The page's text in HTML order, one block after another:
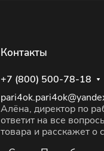
Контакты
+7 (800) 500-78-18
Алёна, директор по
ответит на все
товара и расскажет о